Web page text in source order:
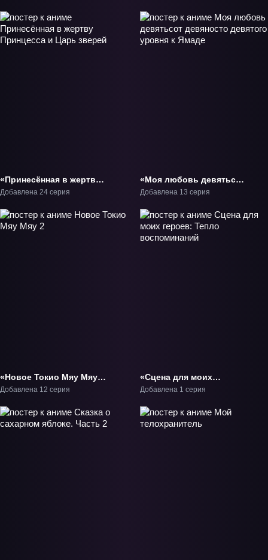
благородная девушка!»
ТВ-1
«Принесённая в жертву
Принцесса и Царь
Добавлена 24 серия
«Моя любовь девятьсот
девяносто девятого
Добавлена 13 серия
«Новое Токио Мяу Мяу
2» ТВ-2
Добавлена 12 серия
«Сцена для моих
героев: Тепло
Добавлена 1 серия